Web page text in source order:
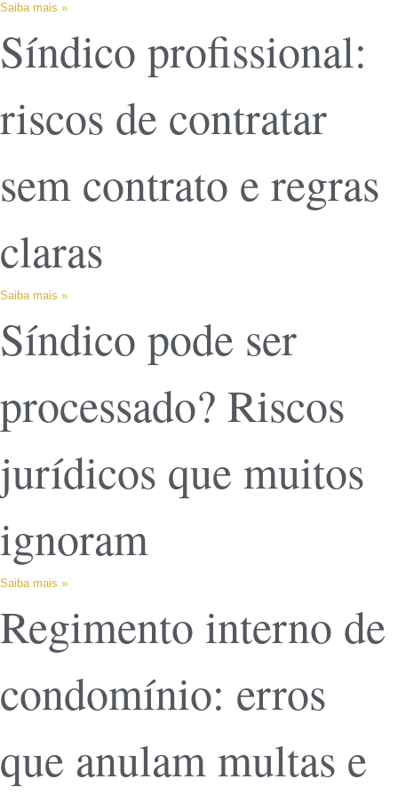
Saiba mais »
Síndico profissional:
riscos de contratar
sem contrato e regras
claras
Saiba mais »
Síndico pode ser
processado? Riscos
jurídicos que muitos
ignoram
Saiba mais »
Regimento interno de
condomínio: erros
que anulam multas e